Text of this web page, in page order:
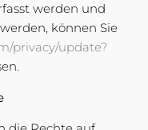
werden und
können Sie
privacy/update?